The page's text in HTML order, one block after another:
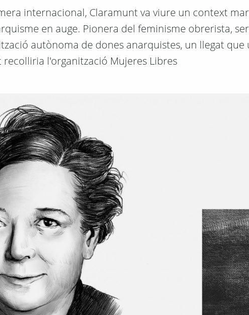
internacional, Claramunt va viure un context
en auge. Pionera del feminisme obrerista,
autònoma de dones anarquistes, un llegat que
recolliria l'organització Mujeres Libres